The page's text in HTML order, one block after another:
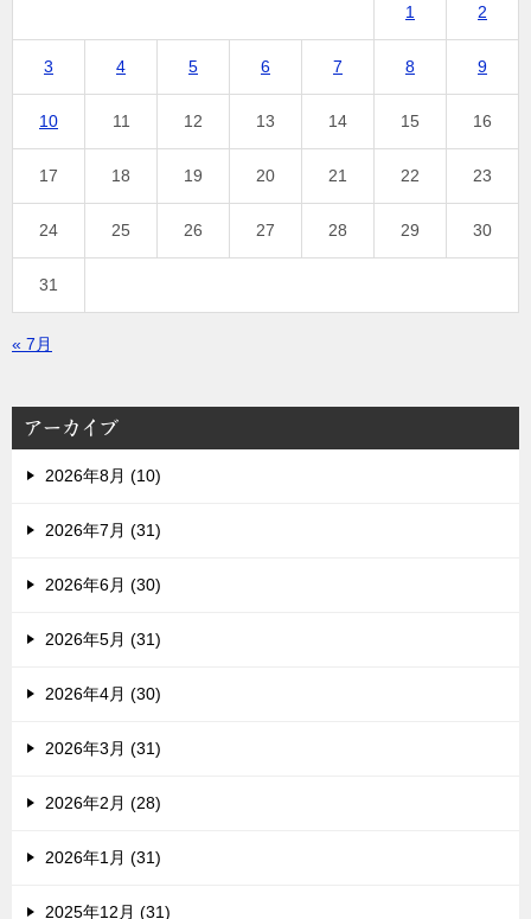
1 2
3 4 5 6 7 8 9
10 11 12 13 14 15 16
17 18 19 20 21 22 23
24 25 26 27 28 29 30
31
« 7月
アーカイブ
2026年8月 (10)
2026年7月 (31)
2026年6月 (30)
2026年5月 (31)
2026年4月 (30)
2026年3月 (31)
2026年2月 (28)
2026年1月 (31)
2025年12月 (31)